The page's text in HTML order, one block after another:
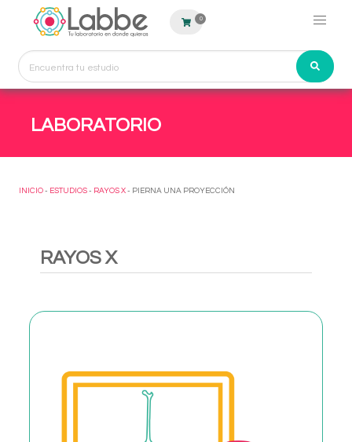
0
LABORATORIO
INICIO - ESTUDIOS - RAYOS X - PIERNA UNA PROYECCIÓN
RAYOS X